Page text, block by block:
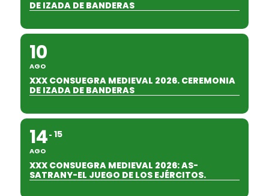
DE IZADA DE BANDERAS
10
AGO
XXX CONSUEGRA MEDIEVAL 2026. CEREMONIA
DE IZADA DE BANDERAS
14
AGO
15
XXX CONSUEGRA MEDIEVAL 2026: AS-
SATRANY-EL JUEGO DE LOS EJÉRCITOS.